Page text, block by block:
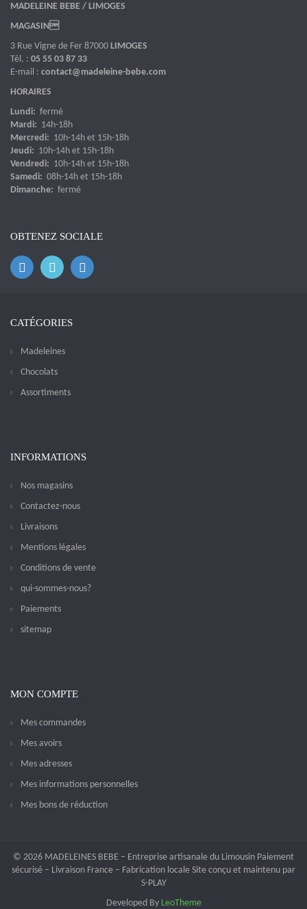
MADELEINE BEBE / LIMOGES
MAGASIN
3 Rue Vigne de Fer 87000 LIMOGES
Tél. : 05 55 03 87 33
E-mail : contact@madeleine-bebe.com
HORAIRES
Lundi: fermé
Mardi: 14h-18h
Mercredi: 10h-14h et 15h-18h
Jeudi: 10h-14h et 15h-18h
Vendredi: 10h-14h et 15h-18h
Samedi: 08h-14h et 15h-18h
Dimanche: fermé
OBTENEZ SOCIALE
CATÉGORIES
Madeleines
Chocolats
Assortiments
INFORMATIONS
Nos magasins
Contactez-nous
Livraisons
Mentions légales
Conditions de vente
qui-sommes-nous?
Paiements
sitemap
MON COMPTE
Mes commandes
Mes avoirs
Mes adresses
Mes informations personnelles
Mes bons de réduction
© 2026 MADELEINES BEBE – Entreprise artisanale du Limousin Paiement
sécurisé – Livraison France – Fabrication locale Site conçu et maintenu par
S-PLAY
Developed By LeoTheme